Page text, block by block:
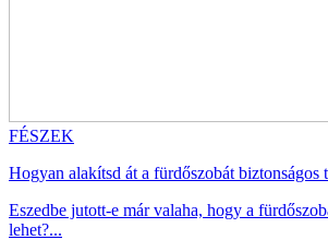
FÉSZEK
Hogyan alakítsd át a fürdőszobát biztonságos
Eszedbe jutott-e már valaha, hogy a
lehet?...